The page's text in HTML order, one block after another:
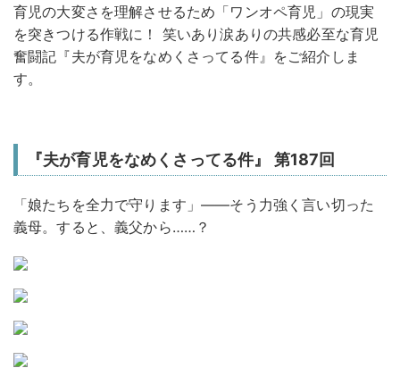
育児の大変さを理解させるため「ワンオペ育児」の現実
を突きつける作戦に！ 笑いあり涙ありの共感必至な育児
奮闘記『夫が育児をなめくさってる件』をご紹介しま
す。
『夫が育児をなめくさってる件』 第187回
「娘たちを全力で守ります」——そう力強く言い切った
義母。すると、義父から……？